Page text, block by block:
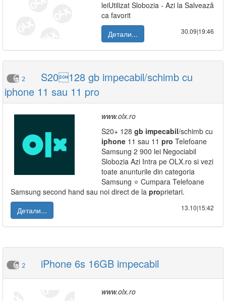
leiUtilizat Slobozia - Azi la Salvează
ca favorit
Детали...
30.09|19:46
2
S20128 gb impecabil/schimb cu
iphone 11 sau 11 pro
www.olx.ro
S20+ 128 gb impecabil/schimb cu
iphone 11 sau 11 pro Telefoane
Samsung 2 900 lei Negociabil
Slobozia Azi Intra pe OLX.ro si vezi
toate anunturile din categoria
Samsung ⭐ Cumpara Telefoane
Samsung second hand sau noi direct de la proprietari.
Детали...
13.10|15:42
2 iPhone 6s 16GB impecabil
www.olx.ro